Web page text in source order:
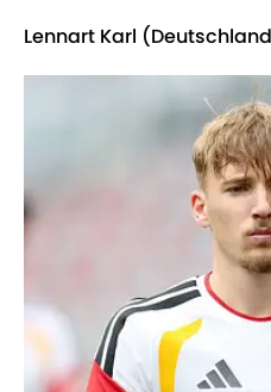
Lennart Karl